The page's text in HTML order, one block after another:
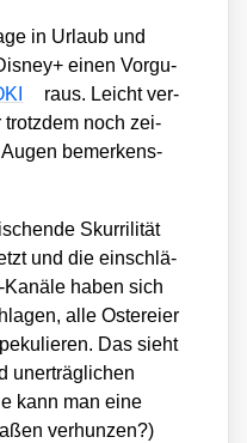
in Urlaub und
einen Vor­gu­
raus. Leicht ver­
trotz­dem noch zei­
bemer­kens­
Skur­ri­li­tät
und die ein­schlä­
haben sich
alle Oster­ei­er
Das sieht
uner­träg­li­chen
kann man eine
ver­hun­zen?)